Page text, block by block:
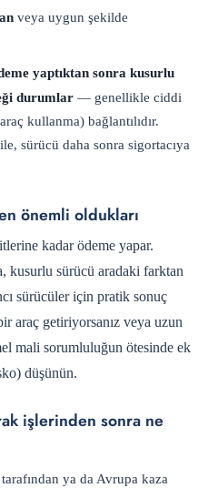
veya uygun şekilde
yaptıktan sonra kusurlu
durumlar — genellikle ciddi
kullanma) bağlantılıdır.
sürücü daha sonra sigortacıya
önemli oldukları
kadar ödeme yapar.
kusurlu sürücü aradaki farktan
sürücüler için pratik sonuç
araç getiriyorsanız veya uzun
mali sorumluluğun ötesinde ek
düşünün.
işlerinden sonra ne
ya da Avrupa kaza